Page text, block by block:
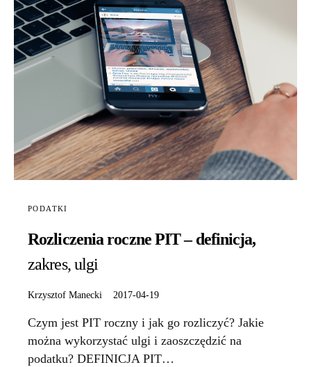
PODATKI
Rozliczenia roczne PIT – definicja,
zakres, ulgi
Krzysztof Manecki 2017-04-19
Czym jest PIT roczny i jak go rozliczyć? Jakie
można wykorzystać ulgi i zaoszczędzić na
podatku? DEFINICJA PIT…